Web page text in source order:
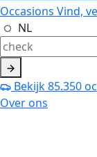
Occasions Vind,
NL
Bekijk85.350
Over ons